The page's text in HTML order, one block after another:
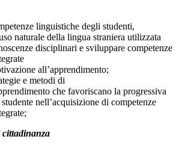
linguistiche degli studenti,
naturale della lingua straniera utilizzata
disciplinari e sviluppare competenze
all’apprendimento;
e metodi di
che favoriscano la progressiva
nell’acquisizione di competenze
cittadinanza